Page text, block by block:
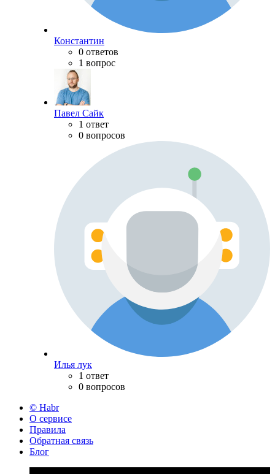
Константин
0 ответов
1 вопрос
Павел Сайк
1 ответ
0 вопросов
Илья лук
1 ответ
0 вопросов
© Habr
О сервисе
Правила
Обратная связь
Блог